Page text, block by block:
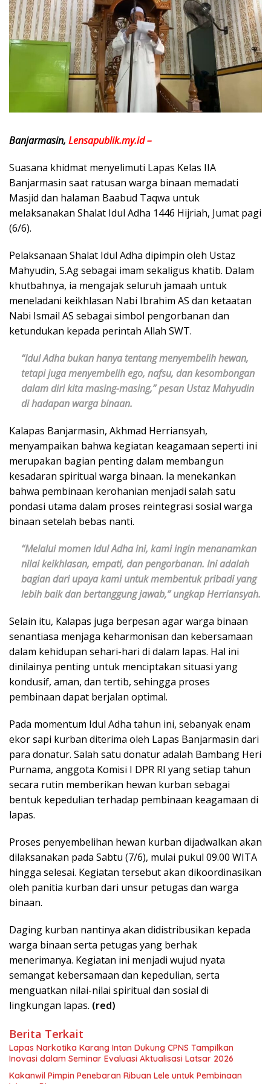
Banjarmasin, Lensapublik.my.id –
Suasana khidmat menyelimuti Lapas Kelas IIA
Banjarmasin saat ratusan warga binaan memadati
Masjid dan halaman Baabud Taqwa untuk
melaksanakan Shalat Idul Adha 1446 Hijriah, Jumat pagi
(6/6).
Pelaksanaan Shalat Idul Adha dipimpin oleh Ustaz
Mahyudin, S.Ag sebagai imam sekaligus khatib. Dalam
khutbahnya, ia mengajak seluruh jamaah untuk
meneladani keikhlasan Nabi Ibrahim AS dan ketaatan
Nabi Ismail AS sebagai simbol pengorbanan dan
ketundukan kepada perintah Allah SWT.
“Idul Adha bukan hanya tentang menyembelih hewan,
tetapi juga menyembelih ego, nafsu, dan kesombongan
dalam diri kita masing-masing,” pesan Ustaz Mahyudin
di hadapan warga binaan.
Kalapas Banjarmasin, Akhmad Herriansyah,
menyampaikan bahwa kegiatan keagamaan seperti ini
merupakan bagian penting dalam membangun
kesadaran spiritual warga binaan. Ia menekankan
bahwa pembinaan kerohanian menjadi salah satu
pondasi utama dalam proses reintegrasi sosial warga
binaan setelah bebas nanti.
“Melalui momen Idul Adha ini, kami ingin menanamkan
nilai keikhlasan, empati, dan pengorbanan. Ini adalah
bagian dari upaya kami untuk membentuk pribadi yang
lebih baik dan bertanggung jawab,” ungkap Herriansyah.
Selain itu, Kalapas juga berpesan agar warga binaan
senantiasa menjaga keharmonisan dan kebersamaan
dalam kehidupan sehari-hari di dalam lapas. Hal ini
dinilainya penting untuk menciptakan situasi yang
kondusif, aman, dan tertib, sehingga proses
pembinaan dapat berjalan optimal.
Pada momentum Idul Adha tahun ini, sebanyak enam
ekor sapi kurban diterima oleh Lapas Banjarmasin dari
para donatur. Salah satu donatur adalah Bambang Heri
Purnama, anggota Komisi I DPR RI yang setiap tahun
secara rutin memberikan hewan kurban sebagai
bentuk kepedulian terhadap pembinaan keagamaan di
lapas.
Proses penyembelihan hewan kurban dijadwalkan akan
dilaksanakan pada Sabtu (7/6), mulai pukul 09.00 WITA
hingga selesai. Kegiatan tersebut akan dikoordinasikan
oleh panitia kurban dari unsur petugas dan warga
binaan.
Daging kurban nantinya akan didistribusikan kepada
warga binaan serta petugas yang berhak
menerimanya. Kegiatan ini menjadi wujud nyata
semangat kebersamaan dan kepedulian, serta
menguatkan nilai-nilai spiritual dan sosial di
lingkungan lapas. (red)
Berita Terkait
Lapas Narkotika Karang Intan Dukung CPNS Tampilkan
Inovasi dalam Seminar Evaluasi Aktualisasi Latsar 2026
Kakanwil Pimpin Penebaran Ribuan Lele untuk Pembinaan